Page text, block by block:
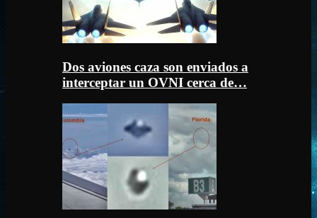
Dos aviones caza son enviados a
interceptar un OVNI cerca de…